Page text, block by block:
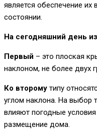
является обеспечение
состоянии.
На сегодняшний день
Первый – это плоская
наклоном, не более двух
Ко второму типу
углом наклона. На выбор
влияют погодные условия
размещение дома.